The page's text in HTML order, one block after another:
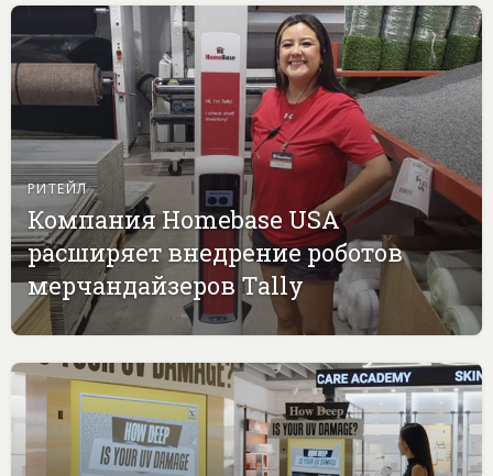
РИТЕЙЛ
Компания Homebase USA
расширяет внедрение роботов
мерчандайзеров Tally